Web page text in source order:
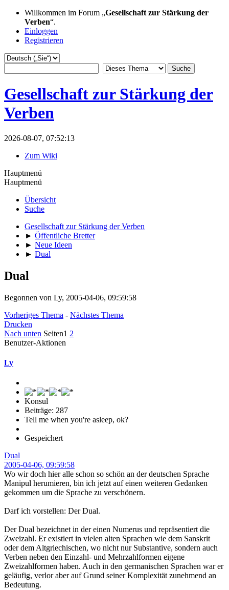
Willkommen im Forum „Gesellschaft zur Stärkung der
Verben“.
Einloggen
Registrieren
Gesellschaft zur Stärkung der
Verben
2026-08-07, 07:52:13
Zum Wiki
Hauptmenü
Hauptmenü
Übersicht
Suche
Gesellschaft zur Stärkung der Verben
► Öffentliche Bretter
► Neue Ideen
► Dual
Dual
Begonnen von Ly, 2005-04-06, 09:59:58
Vorheriges Thema - Nächstes Thema
Drucken
Nach unten Seiten1 2
Benutzer-Aktionen
Ly
Konsul
Beiträge: 287
Tell me when you're asleep, ok?
Gespeichert
Dual
2005-04-06, 09:59:58
Wo wir doch hier alle schon so schön an der deutschen Sprache
Manipul herumieren, bin ich jetzt auf einen weiteren Gedanken
gekommen um die Sprache zu verschönern.
Darf ich vorstellen: Der Dual.
Der Dual bezeichnet in der einen Numerus und repräsentiert die
Zweizahl. Er existiert in vielen alten Sprachen wie dem Sanskrit
oder dem Altgriechischen, wo nicht nur Substantive, sondern auch
Verben neben den Einzahl- und Mehrzahlformen eigene
Zweizahlformen haben. Auch in den germanischen Sprachen war er
geläufig, verlor aber auf Grund seiner Komplexität zunehmend an
Bedeutung.